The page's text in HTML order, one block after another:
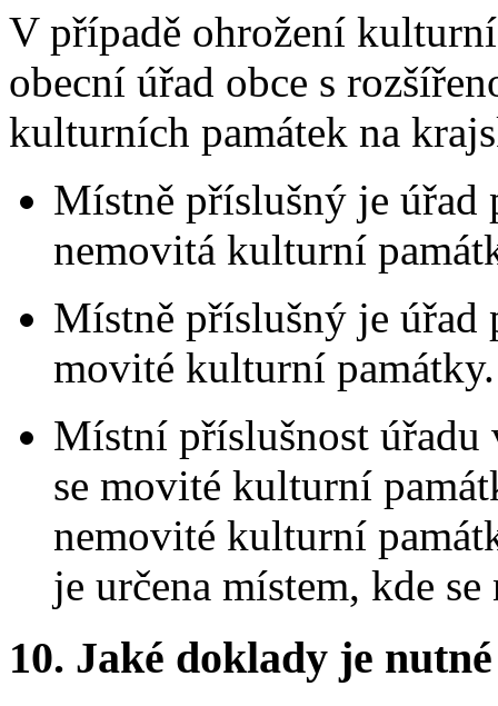
V případě ohrožení
obecní úřad obce s
kulturních památek na
Místně příslušný je úřad
nemovitá kulturní
Místně příslušný je
movité kulturní památky.
Místní příslušnost
se movité kulturní
nemovité kulturní
je určena místem, kde
10. Jaké doklady je